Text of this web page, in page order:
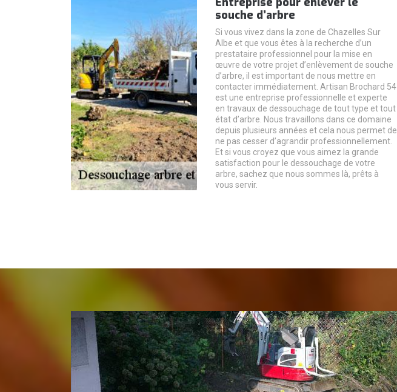
souche d’arbre
Si vous vivez dans la zone de Chazelles Sur
Albe et que vous êtes à la recherche d’un
prestataire professionnel pour la mise en
œuvre de votre projet d’enlèvement de souche
d’arbre, il est important de nous mettre en
contacter immédiatement. Artisan Brochard 54
est une entreprise professionnelle et experte
en travaux de dessouchage de tout type et tout
état d’arbre. Nous travaillons dans ce domaine
depuis plusieurs années et cela nous permet de
ne pas cesser d’agrandir professionnellement.
Et si vous croyez que vous aimez la grande
satisfaction pour le dessouchage de votre
arbre, sachez que nous sommes là, prêts à
vous servir.